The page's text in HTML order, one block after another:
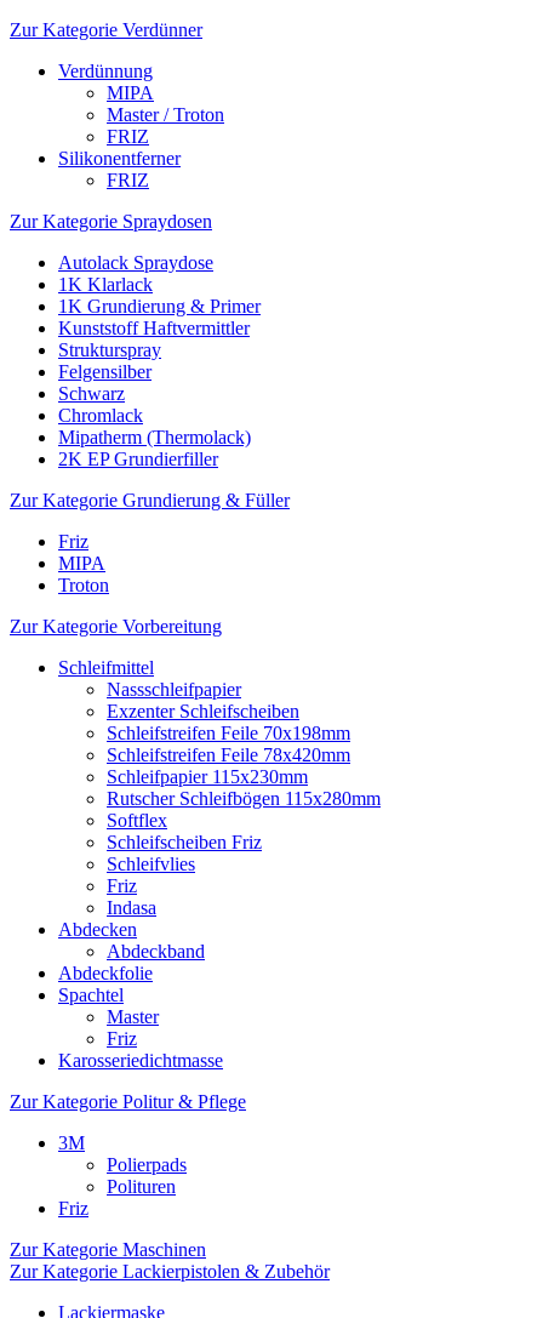
Zur Kategorie Verdünner
Verdünnung
MIPA
Master / Troton
FRIZ
Silikonentferner
FRIZ
Zur Kategorie Spraydosen
Autolack Spraydose
1K Klarlack
1K Grundierung & Primer
Kunststoff Haftvermittler
Strukturspray
Felgensilber
Schwarz
Chromlack
Mipatherm (Thermolack)
2K EP Grundierfiller
Zur Kategorie Grundierung & Füller
Friz
MIPA
Troton
Zur Kategorie Vorbereitung
Schleifmittel
Nassschleifpapier
Exzenter Schleifscheiben
Schleifstreifen Feile 70x198mm
Schleifstreifen Feile 78x420mm
Schleifpapier 115x230mm
Rutscher Schleifbögen 115x280mm
Softflex
Schleifscheiben Friz
Schleifvlies
Friz
Indasa
Abdecken
Abdeckband
Abdeckfolie
Spachtel
Master
Friz
Karosseriedichtmasse
Zur Kategorie Politur & Pflege
3M
Polierpads
Polituren
Friz
Zur Kategorie Maschinen
Zur Kategorie Lackierpistolen & Zubehör
Lackiermaske